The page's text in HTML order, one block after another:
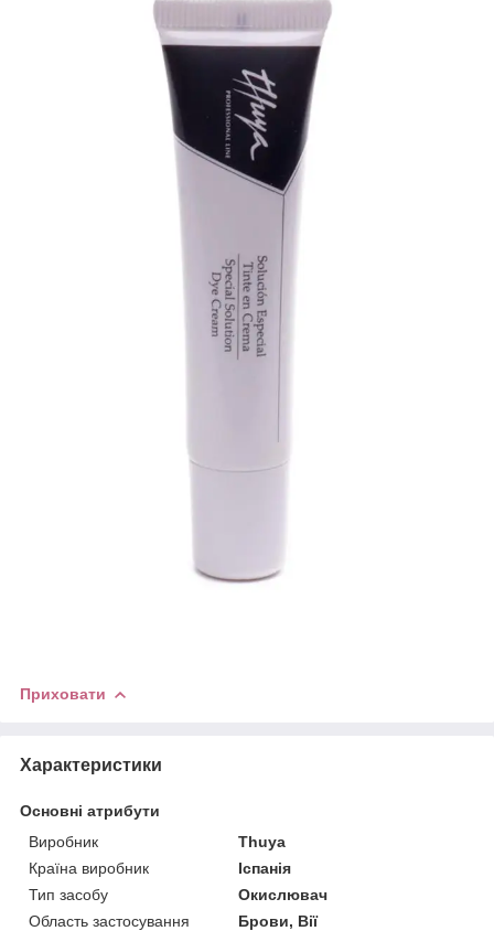
Приховати
Характеристики
Основні атрибути
Виробник
Thuya
Країна виробник
Іспанія
Тип засобу
Окислювач
Область застосування
Брови, Вії